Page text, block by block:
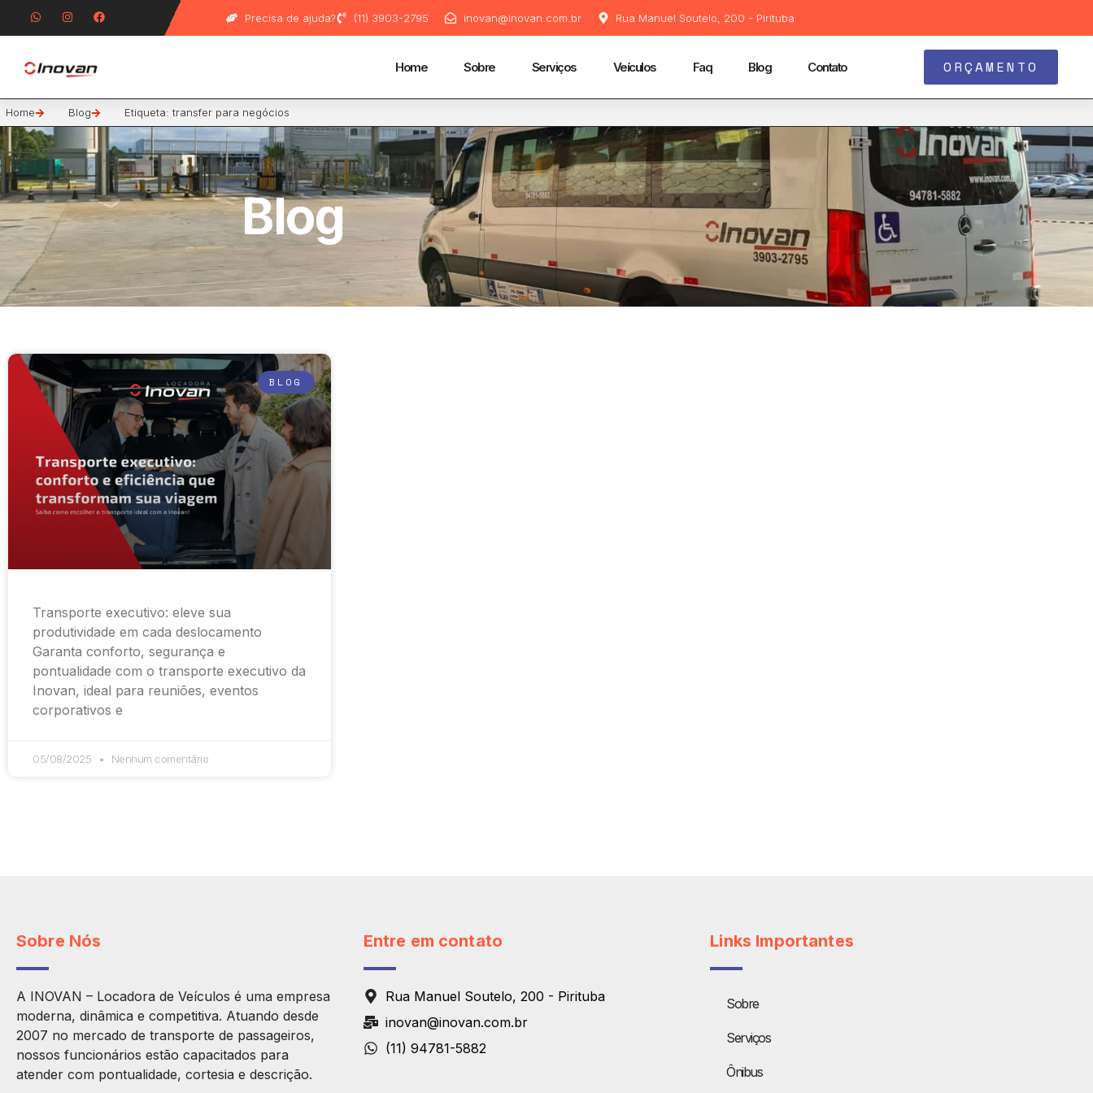
Precisa de ajuda? (11) 3903-2795 inovan@inovan.com.br Rua Manuel Soutelo, 200 - Pirituba
Home Sobre Serviços Veículos Faq Blog Contato ORÇAMENTO
Home Blog Etiqueta: transfer para negócios
Blog
BLOG
Transporte executivo: eleve sua
produtividade em cada deslocamento
Garanta conforto, segurança e
pontualidade com o transporte executivo da
Inovan, ideal para reuniões, eventos
corporativos e
05/08/2025 Nenhum comentário
Sobre Nós
A INOVAN – Locadora de Veículos é uma empresa
moderna, dinâmica e competitiva. Atuando desde
2007 no mercado de transporte de passageiros,
nossos funcionários estão capacitados para
atender com pontualidade, cortesia e descrição.
Entre em contato
Rua Manuel Soutelo, 200 - Pirituba
inovan@inovan.com.br
(11) 94781-5882
Links Importantes
Sobre
Serviços
Ônibus